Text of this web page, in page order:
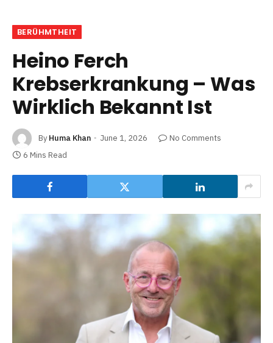
BERÜHMTHEIT
Heino Ferch
Krebserkrankung – Was
Wirklich Bekannt Ist
By Huma Khan June 1, 2026
No Comments
6 Mins Read